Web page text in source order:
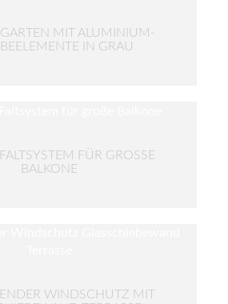
MIT ALUMINIUM-
IN GRAU
FÜR GROSSE B
ALKONE
WINDSCHUTZ MIT